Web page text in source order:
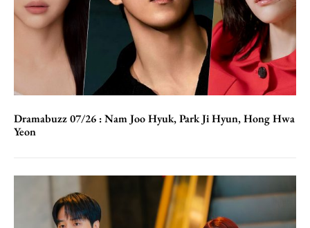
Dramabuzz 07/26 : Nam Joo Hyuk, Park Ji Hyun, Hong Hwa
Yeon